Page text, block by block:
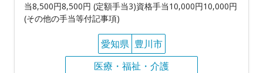
当8,500円8,500円 (定額手当3)資格手当10,000円10,000円
(その他の手当等付記事項)
愛知県 豊川市
医療・福祉・介護